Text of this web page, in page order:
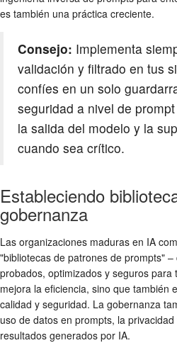
es también una práctica creciente.
Consejo: Implementa
validación y filtrado en tus
confíes en un solo
seguridad a nivel de
la salida del modelo y la
cuando sea crítico.
Estableciendo
gobernanza
Las organizaciones maduras en IA
"bibliotecas de patrones de prompts"
probados, optimizados y seguros para
mejora la eficiencia, sino que también
calidad y seguridad. La gobernanza
uso de datos en prompts, la
resultados generados por IA.